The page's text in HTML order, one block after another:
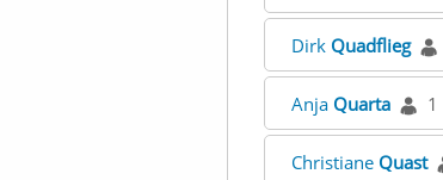
Dirk Quadflieg
Anja Quarta 1
Christiane Quast